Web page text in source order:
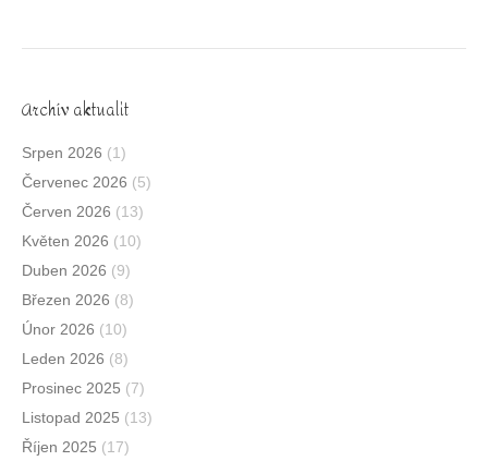
Archív aktualit
Srpen 2026 (1)
Červenec 2026 (5)
Červen 2026 (13)
Květen 2026 (10)
Duben 2026 (9)
Březen 2026 (8)
Únor 2026 (10)
Leden 2026 (8)
Prosinec 2025 (7)
Listopad 2025 (13)
Říjen 2025 (17)